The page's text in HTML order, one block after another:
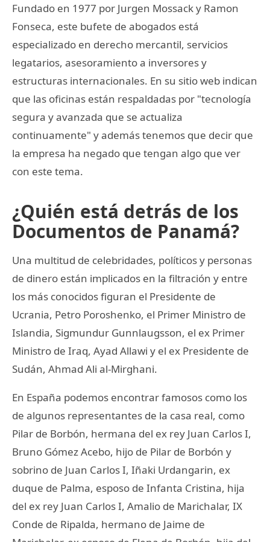
Fundado en 1977 por Jurgen Mossack y Ramon
Fonseca, este bufete de abogados está
especializado en derecho mercantil, servicios
legatarios, asesoramiento a inversores y
estructuras internacionales. En su sitio web indican
que las oficinas están respaldadas por "tecnología
segura y avanzada que se actualiza
continuamente" y además tenemos que decir que
la empresa ha negado que tengan algo que ver
con este tema.
¿Quién está detrás de los
Documentos de Panamá?
Una multitud de celebridades, políticos y personas
de dinero están implicados en la filtración y entre
los más conocidos figuran el Presidente de
Ucrania, Petro Poroshenko, el Primer Ministro de
Islandia, Sigmundur Gunnlaugsson, el ex Primer
Ministro de Iraq, Ayad Allawi y el ex Presidente de
Sudán, Ahmad Ali al-Mirghani.
En España podemos encontrar famosos como los
de algunos representantes de la casa real, como
Pilar de Borbón, hermana del ex rey Juan Carlos I,
Bruno Gómez Acebo, hijo de Pilar de Borbón y
sobrino de Juan Carlos I, Iñaki Urdangarin, ex
duque de Palma, esposo de Infanta Cristina, hija
del ex rey Juan Carlos I, Amalio de Marichalar, IX
Conde de Ripalda, hermano de Jaime de